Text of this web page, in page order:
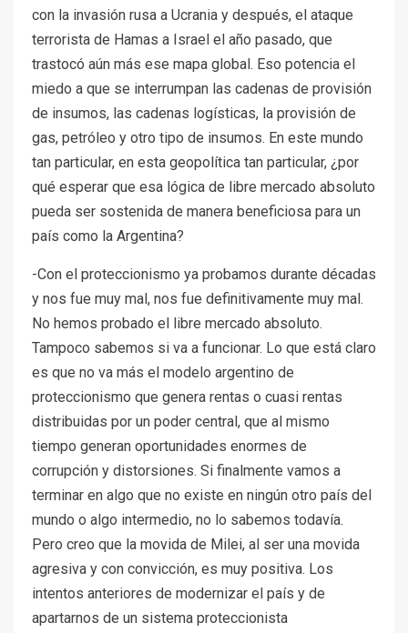
con la invasión rusa a Ucrania y después, el ataque
terrorista de Hamas a Israel el año pasado, que
trastocó aún más ese mapa global. Eso potencia el
miedo a que se interrumpan las cadenas de provisión
de insumos, las cadenas logísticas, la provisión de
gas, petróleo y otro tipo de insumos. En este mundo
tan particular, en esta geopolítica tan particular, ¿por
qué esperar que esa lógica de libre mercado absoluto
pueda ser sostenida de manera beneficiosa para un
país como la Argentina?
-Con el proteccionismo ya probamos durante décadas
y nos fue muy mal, nos fue definitivamente muy mal.
No hemos probado el libre mercado absoluto.
Tampoco sabemos si va a funcionar. Lo que está claro
es que no va más el modelo argentino de
proteccionismo que genera rentas o cuasi rentas
distribuidas por un poder central, que al mismo
tiempo generan oportunidades enormes de
corrupción y distorsiones. Si finalmente vamos a
terminar en algo que no existe en ningún otro país del
mundo o algo intermedio, no lo sabemos todavía.
Pero creo que la movida de Milei, al ser una movida
agresiva y con convicción, es muy positiva. Los
intentos anteriores de modernizar el país y de
apartarnos de un sistema proteccionista